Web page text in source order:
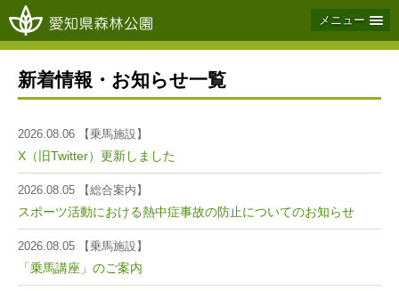
メニュー
新着情報・お知らせ一覧
2026.08.06 【乗馬施設】
X（旧Twitter）更新しました
2026.08.05 【総合案内】
スポーツ活動における熱中症事故の防止についてのお知らせ
2026.08.05 【乗馬施設】
「乗馬講座」のご案内